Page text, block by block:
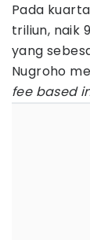
Pada
triliun, naik
yang
Nugroho
fee based